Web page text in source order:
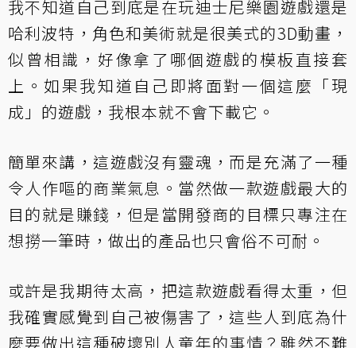
我不知道自己到底是在玩迪士尼樂園遊戲還是
哈利波特，角色和美術就是很美式的3D動畫，
似曾相識，好像拿了哪個遊戲的模板直接套
上。如果我知道自己即將面對一個這麼「現
成」的遊戲，我根本就不會下載它。
簡單來講，這遊戲沒有靈魂，而是充滿了一種
令人作嘔的商業氣息。當然做一款遊戲最大的
目的就是賺錢，但是當開發商的目標只專注在
想撈一筆時，做出的產品也只會俗不可耐。
或許是我期待太高，把這款遊戲看得太重，但
我確實感覺到自己被傷害了，這些人到底為什
麼要做出這種破壞別人童年的事情？雖然不難